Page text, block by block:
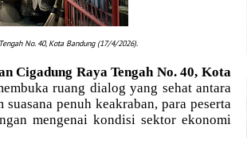
No. 40, Kota Bandung (17/4/2026).
Cigadung Raya Tengah No. 40, Kota
ruang dialog yang sehat antara
penuh keakraban, para peserta
mengenai kondisi sektor ekonomi